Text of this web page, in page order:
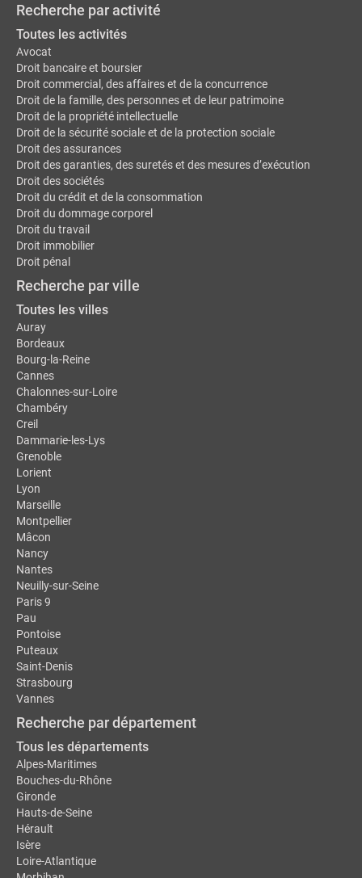
Recherche par activité
Toutes les activités
Avocat
Droit bancaire et boursier
Droit commercial, des affaires et de la concurrence
Droit de la famille, des personnes et de leur patrimoine
Droit de la propriété intellectuelle
Droit de la sécurité sociale et de la protection sociale
Droit des assurances
Droit des garanties, des suretés et des mesures d’exécution
Droit des sociétés
Droit du crédit et de la consommation
Droit du dommage corporel
Droit du travail
Droit immobilier
Droit pénal
Recherche par ville
Toutes les villes
Auray
Bordeaux
Bourg-la-Reine
Cannes
Chalonnes-sur-Loire
Chambéry
Creil
Dammarie-les-Lys
Grenoble
Lorient
Lyon
Marseille
Montpellier
Mâcon
Nancy
Nantes
Neuilly-sur-Seine
Paris 9
Pau
Pontoise
Puteaux
Saint-Denis
Strasbourg
Vannes
Recherche par département
Tous les départements
Alpes-Maritimes
Bouches-du-Rhône
Gironde
Hauts-de-Seine
Hérault
Isère
Loire-Atlantique